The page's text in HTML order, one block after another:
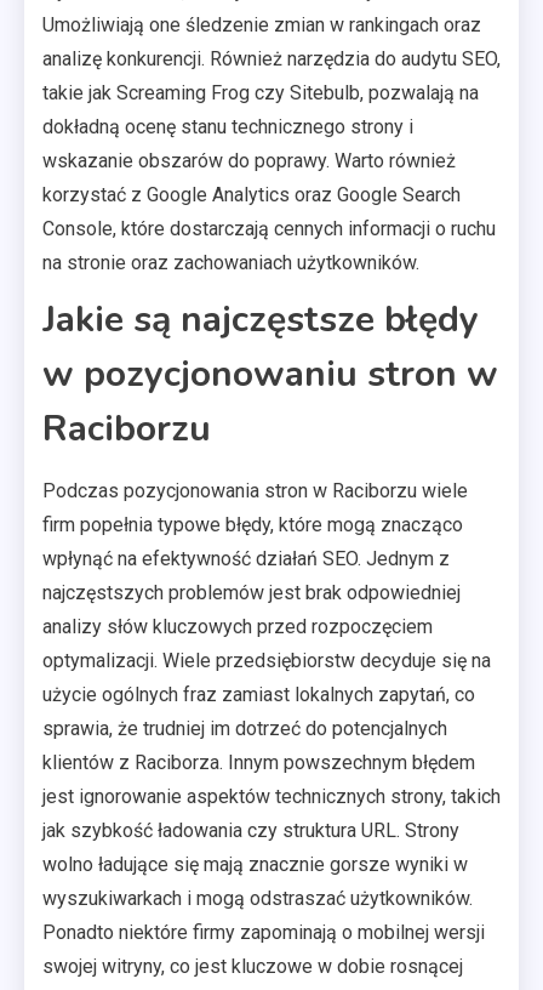
Umożliwiają one śledzenie zmian w rankingach oraz
analizę konkurencji. Również narzędzia do audytu SEO,
takie jak Screaming Frog czy Sitebulb, pozwalają na
dokładną ocenę stanu technicznego strony i
wskazanie obszarów do poprawy. Warto również
korzystać z Google Analytics oraz Google Search
Console, które dostarczają cennych informacji o ruchu
na stronie oraz zachowaniach użytkowników.
Jakie są najczęstsze błędy
w pozycjonowaniu stron w
Raciborzu
Podczas pozycjonowania stron w Raciborzu wiele
firm popełnia typowe błędy, które mogą znacząco
wpłynąć na efektywność działań SEO. Jednym z
najczęstszych problemów jest brak odpowiedniej
analizy słów kluczowych przed rozpoczęciem
optymalizacji. Wiele przedsiębiorstw decyduje się na
użycie ogólnych fraz zamiast lokalnych zapytań, co
sprawia, że trudniej im dotrzeć do potencjalnych
klientów z Raciborza. Innym powszechnym błędem
jest ignorowanie aspektów technicznych strony, takich
jak szybkość ładowania czy struktura URL. Strony
wolno ładujące się mają znacznie gorsze wyniki w
wyszukiwarkach i mogą odstraszać użytkowników.
Ponadto niektóre firmy zapominają o mobilnej wersji
swojej witryny, co jest kluczowe w dobie rosnącej